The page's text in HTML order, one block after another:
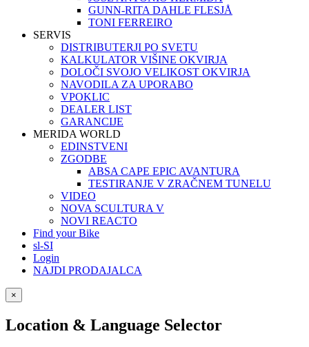
GUNN-RITA DAHLE FLESJÅ
TONI FERREIRO
SERVIS
DISTRIBUTERJI PO SVETU
KALKULATOR VIŠINE OKVIRJA
DOLOČI SVOJO VELIKOST OKVIRJA
NAVODILA ZA UPORABO
VPOKLIC
DEALER LIST
GARANCIJE
MERIDA WORLD
EDINSTVENI
ZGODBE
ABSA CAPE EPIC AVANTURA
TESTIRANJE V ZRAČNEM TUNELU
VIDEO
NOVA SCULTURA V
NOVI REACTO
Find your Bike
sl-SI
Login
NAJDI PRODAJALCA
×
Location & Language Selector